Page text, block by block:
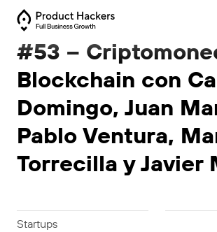
#53 –
Blockchain con
Domingo, Juan
Pablo Ventura,
Torrecilla y Javier
Startups